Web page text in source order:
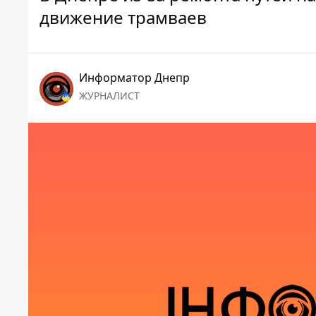
движение трамваев
Информатор Днепр
ЖУРНАЛИСТ